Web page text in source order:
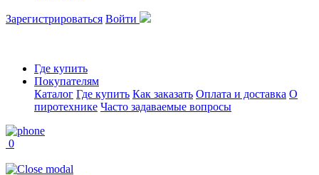
Зарегистрироваться Войти
Где купить
Покупателям
Каталог Где купить Как заказать Оплата и доставка О
пиротехнике Часто задаваемые вопросы
0